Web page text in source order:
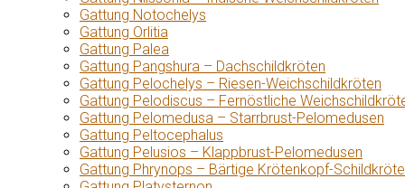
Gattung Notochelys
Gattung Orlitia
Gattung Palea
Gattung Pangshura – Dachschildkröten
Gattung Pelochelys – Riesen-Weichschildkröten
Gattung Pelodiscus – Fernöstliche
Gattung Pelomedusa – Starrbrust-Pelomedusen
Gattung Peltocephalus
Gattung Pelusios – Klappbrust-Pelomedusen
Gattung Phrynops – Bärtige Krötenkopf-